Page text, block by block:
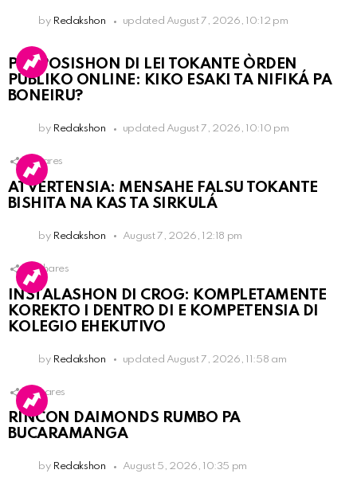
by Redakshon updated August 7, 2026, 10:12 pm
PROPOSISHON DI LEI TOKANTE ÒRDEN
PÚBLIKO ONLINE: KIKO ESAKI TA NIFIKÁ PA
BONEIRU?
by Redakshon updated August 7, 2026, 10:10 pm
Shares
ATVERTENSIA: MENSAHE FALSU TOKANTE
BISHITA NA KAS TA SIRKULÁ
by Redakshon August 7, 2026, 12:18 pm
13 Shares
INSTALASHON DI CROG: KOMPLETAMENTE
KOREKTO I DENTRO DI E KOMPETENSIA DI
KOLEGIO EHEKUTIVO
by Redakshon updated August 7, 2026, 11:58 am
Shares
RINCON DAIMONDS RUMBO PA
BUCARAMANGA
by Redakshon August 5, 2026, 10:35 pm